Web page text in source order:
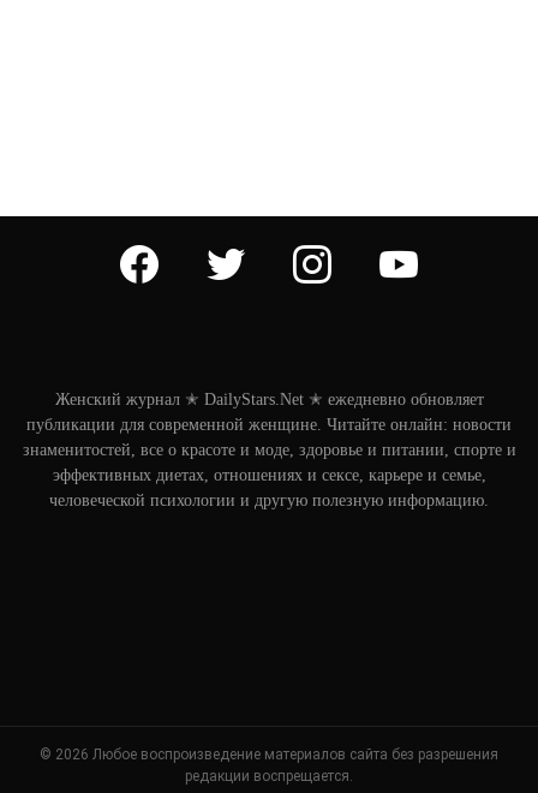
facebook twitter instagram youtube
Женский журнал ✭ DailyStars.Net ✭ ежедневно обновляет
публикации для современной женщине. Читайте онлайн: новости
знаменитостей, все о красоте и моде, здоровье и питании, спорте и
эффективных диетах, отношениях и сексе, карьере и семье,
человеческой психологии и другую полезную информацию.
© 2026 Любое воспроизведение материалов сайта без разрешения
редакции воспрещается.